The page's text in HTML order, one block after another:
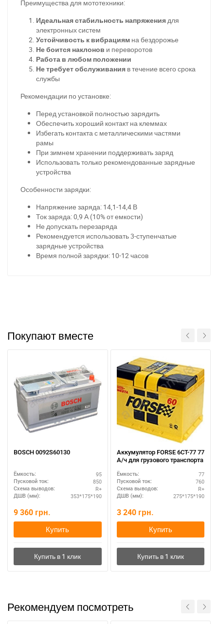
Преимущества для мототехники:
Идеальная стабильность напряжениядля
электронных систем
Устойчивость к вибрациям на бездорожье
Не боится наклонов и переворотов
Работа в любом положении
Не требует обслуживания в течение всего срока
службы
Рекомендации по установке:
Перед установкой полностью зарядить
Обеспечить хороший контакт на клеммах
Избегать контакта с металлическими частями
рамы
При зимнем хранении поддерживать заряд
Использовать только рекомендованные зарядные
устройства
Особенности зарядки:
Напряжение заряда: 14,1-14,4 В
Ток заряда: 0,9 А (10% от емкости)
Не допускать перезаряда
Рекомендуется использовать 3-ступенчатые
зарядные устройства
Время полной зарядки: 10-12 часов
Покупают вместе
BOSCH 0092S60130
Ёмкость: 95
Пусковой ток: 850
Схема выводов: R+
ДШВ (мм): 353*175*190
9 360 грн.
Купить
Аккумулятор FORSE 6СТ-77 77
А/ч для грузового транспорта
Ёмкость: 77
Пусковой ток: 760
Схема выводов: R+
ДШВ (мм): 275*175*190
3 240 грн.
Купить
Рекомендуем посмотреть
Telegram (093) 600-51-11
Написать в Viber Написать в Telegram